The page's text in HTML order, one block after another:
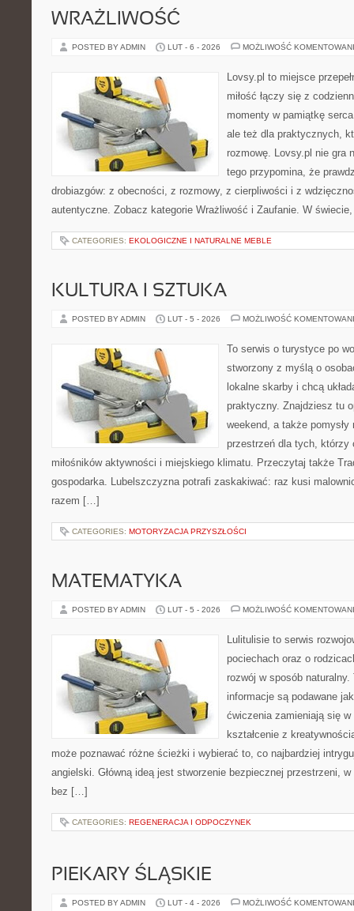
WRAŻLIWOŚĆ
POSTED BY ADMIN LUT - 6 - 2026 MOŻLIWOŚĆ
Lovsy.pl to miejsce
miłość łączy się z
momenty w pamiątkę
ale też dla praktycznych,
rozmowę. Lovsy.pl nie gra
tego przypomina, że
drobiazgów: z obecności, z rozmowy, z cierpliwości i z
autentyczne. Zobacz kategorie Wrażliwość i Zaufanie. W
CATEGORIES: EKOLOGICZNE I NATURALNE MEBLE
KULTURA I SZTUKA
POSTED BY ADMIN LUT - 5 - 2026 MOŻLIWOŚĆ
To serwis o turystyce po
stworzony z myślą o
lokalne skarby i chcą
praktyczny. Znajdziesz tu
weekend, a także
przestrzeń dla tych, którzy
miłośników aktywności i miejskiego klimatu. Przeczytaj także
gospodarka. Lubelszczyzna potrafi zaskakiwać: raz kusi
razem […]
CATEGORIES: MOTORYZACJA PRZYSZŁOŚCI
MATEMATYKA
POSTED BY ADMIN LUT - 5 - 2026 MOŻLIWOŚĆ
Lulitulisie to serwis
pociechach oraz o
rozwój w sposób
informacje są podawane
ćwiczenia zamieniają się w
kształcenie z
może poznawać różne ścieżki i wybierać to, co najbardziej
angielski. Główną ideą jest stworzenie bezpiecznej przestrzeni,
bez […]
CATEGORIES: REGENERACJA I ODPOCZYNEK
PIEKARY ŚLĄSKIE
POSTED BY ADMIN LUT - 4 - 2026 MOŻLIWOŚĆ